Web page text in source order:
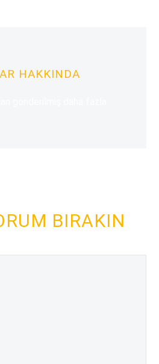
HAKKINDA
BIRAKIN